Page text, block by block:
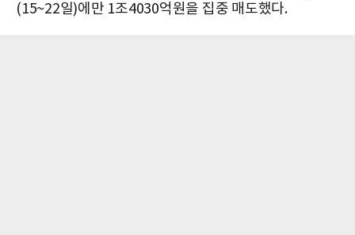
(15~22일)에만 1조4030억원을 집중 매도했다.